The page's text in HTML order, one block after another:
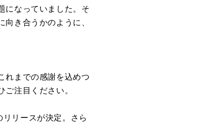
になっていました。そ
き合うかのように、
れまでの感謝を込めつ
注目ください。
リースが決定。さら